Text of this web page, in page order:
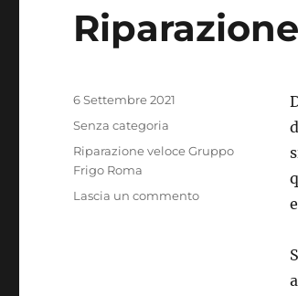
Pubblicato
6 Settembre 2021
Categorie
Senza categoria
Tag
Riparazione veloce Gruppo
Frigo Roma
Lascia un commentosu